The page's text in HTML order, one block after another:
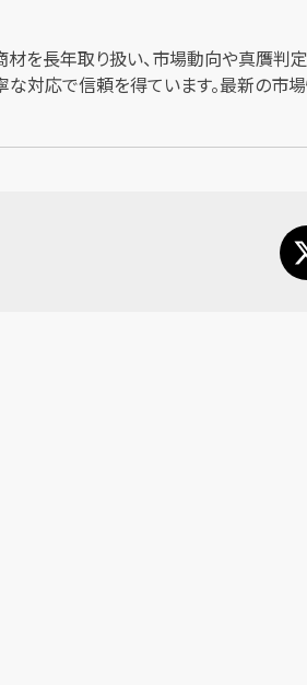
材を長年取り扱い、市場動向や真贋判
対応で信頼を得ています。最新の市